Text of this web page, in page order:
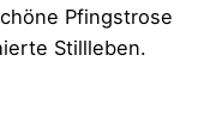
Pfingstrose
Stillleben.